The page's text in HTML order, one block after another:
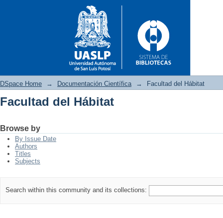
DSpace Home → Documentación Científica → Facultad del Hábitat
Facultad del Hábitat
Browse by
By Issue Date
Authors
Titles
Subjects
Search within this community and its collections: